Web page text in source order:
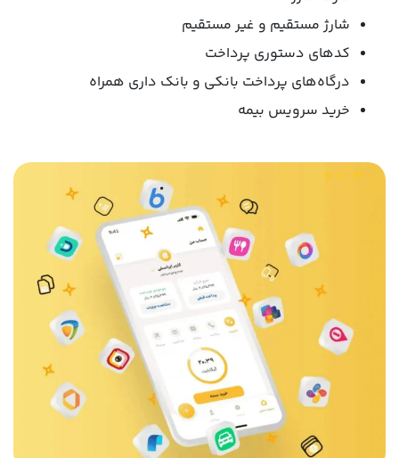
شارژ مستقیم و غیر مستقیم
کدهای دستوری پرداخت
درگاه‌های پرداخت بانکی و بانک داری همراه
خرید سرویس بیمه